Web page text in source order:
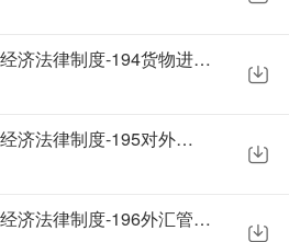
经济法-第12章涉外经济法律制度-194货物进出口与技术进出口
经济法-第12章涉外经济法律制度-195对外贸易救济
经济法-第12章涉外经济法律制度-196外汇管理条例的适用范围和基本原则